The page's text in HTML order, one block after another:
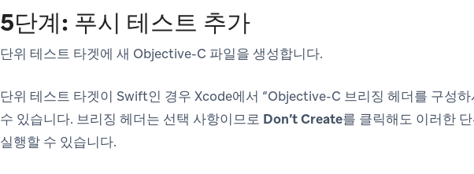
5단계: 푸시 테스트 추가
단위 테스트 타겟에 새 Objective-C 파일을 생성합니다.
단위 테스트 타겟이 Swift인 경우 Xcode에서 “Objective-C 브리징 헤더를 구성
수 있습니다. 브리징 헤더는 선택 사항이므로 Don’t Create를 클릭해도 이러한
실행할 수 있습니다.